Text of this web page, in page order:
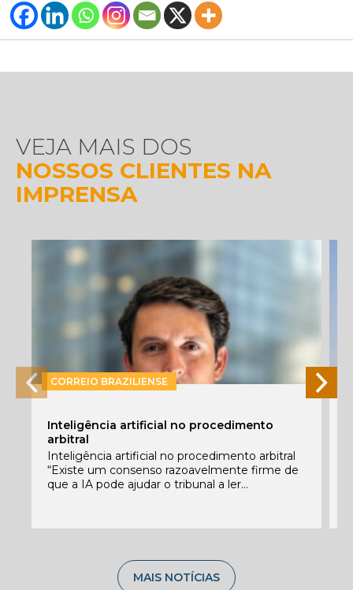
VEJA MAIS DOS
NOSSOS CLIENTES NA
IMPRENSA
CORREIO BRAZILIENSE
Inteligência artificial no procedimento
arbitral
Inteligência artificial no procedimento arbitral
“Existe um consenso razoavelmente firme de
que a IA pode ajudar o tribunal a ler...
MAIS NOTÍCIAS